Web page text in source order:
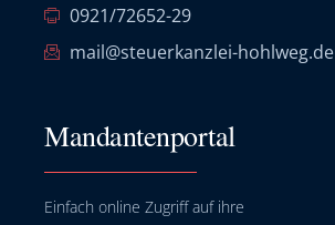
0921/72652-29
mail@steuerkanzlei-hohlweg.de
Mandantenportal
Einfach online Zugriff auf ihre